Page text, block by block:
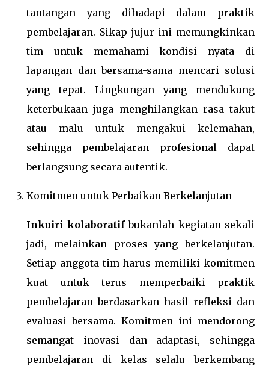
tantangan yang dihadapi dalam praktik
pembelajaran. Sikap jujur ini memungkinkan
tim untuk memahami kondisi nyata di
lapangan dan bersama-sama mencari solusi
yang tepat. Lingkungan yang mendukung
keterbukaan juga menghilangkan rasa takut
atau malu untuk mengakui kelemahan,
sehingga pembelajaran profesional dapat
berlangsung secara autentik.
Komitmen untuk Perbaikan Berkelanjutan
Inkuiri kolaboratifbukanlah kegiatan sekali
jadi, melainkan proses yang berkelanjutan.
Setiap anggota tim harus memiliki komitmen
kuat untuk terus memperbaiki praktik
pembelajaran berdasarkan hasil refleksi dan
evaluasi bersama. Komitmen ini mendorong
semangat inovasi dan adaptasi, sehingga
pembelajaran di kelas selalu berkembang